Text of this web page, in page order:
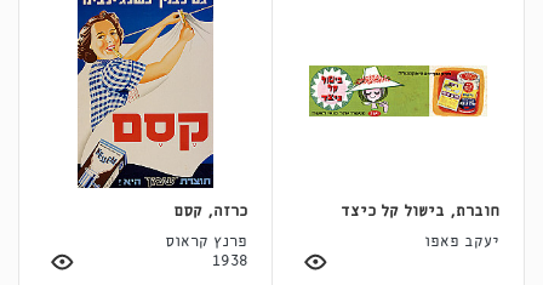
חוברת, בישול קל כיצד
יעקב פאפו
כרזה, קסם
פרנץ קראוס
1938